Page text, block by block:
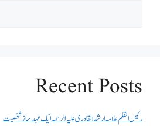
Recent Posts
رئیس القلم علامہ ارشد القادری علیہ الرحمہ ایک عہد ساز شخصیت